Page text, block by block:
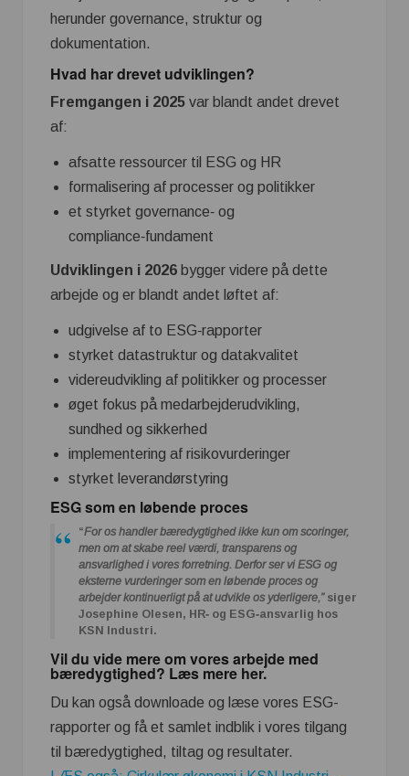
herunder governance, struktur og
dokumentation.
Hvad har drevet udviklingen?
Fremgangen i 2025 var blandt andet drevet
af:
afsatte ressourcer til ESG og HR
formalisering af processer og politikker
et styrket governance‑ og
compliance‑fundament
Udviklingen i 2026 bygger videre på dette
arbejde og er blandt andet løftet af:
udgivelse af to ESG‑rapporter
styrket datastruktur og datakvalitet
videreudvikling af politikker og processer
øget fokus på medarbejderudvikling,
sundhed og sikkerhed
implementering af risikovurderinger
styrket leverandørstyring
ESG som en løbende proces
“For os handler bæredygtighed ikke kun om scoringer,
men om at skabe reel værdi, transparens og
ansvarlighed i vores forretning. Derfor ser vi ESG og
eksterne vurderinger som en løbende proces og
arbejder kontinuerligt på at udvikle os yderligere,” siger
Josephine Olesen, HR‑ og ESG‑ansvarlig hos
KSN Industri.
Vil du vide mere om vores arbejde med
bæredygtighed? Læs mere her.
Du kan også downloade og læse vores ESG-
rapporter og få et samlet indblik i vores tilgang
til bæredygtighed, tiltag og resultater.